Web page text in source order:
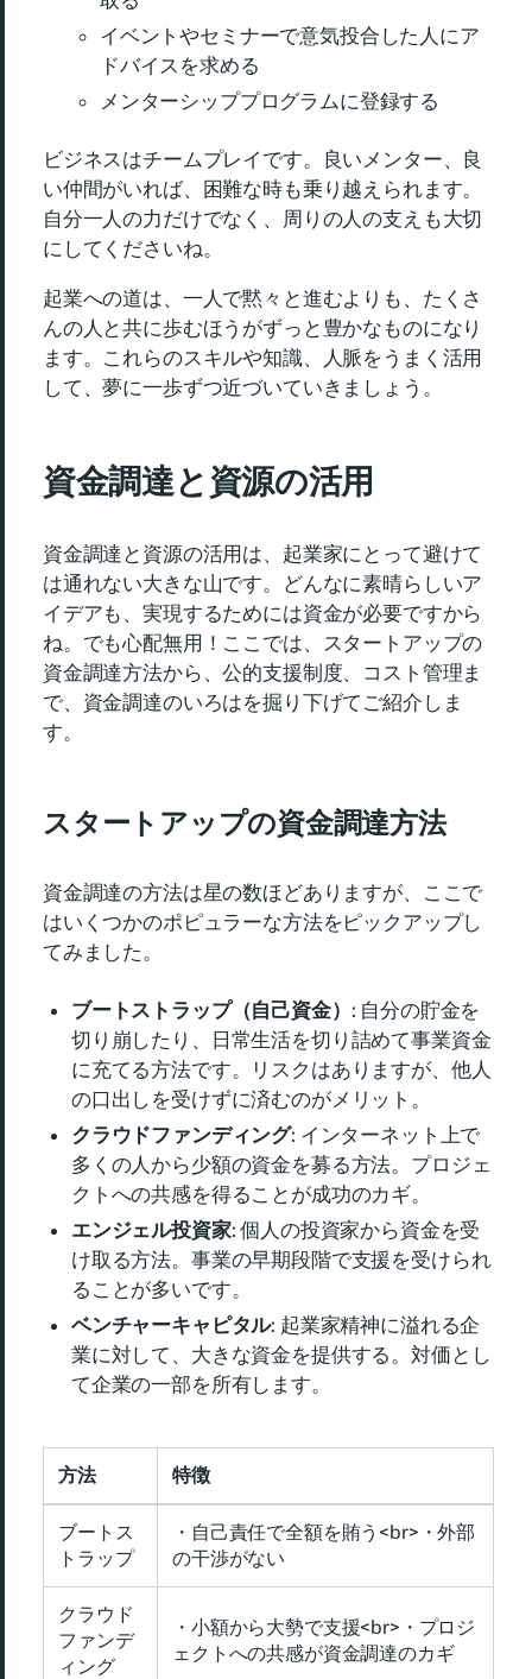
イベントやセミナーで意気投合した人にア
ドバイスを求める
メンターシッププログラムに登録する
ビジネスはチームプレイです。良いメンター、良
い仲間がいれば、困難な時も乗り越えられます。
自分一人の力だけでなく、周りの人の支えも大切
にしてくださいね。
起業への道は、一人で黙々と進むよりも、たくさ
んの人と共に歩むほうがずっと豊かなものになり
ます。これらのスキルや知識、人脈をうまく活用
して、夢に一歩ずつ近づいていきましょう。
資金調達と資源の活用
資金調達と資源の活用は、起業家にとって避けて
は通れない大きな山です。どんなに素晴らしいア
イデアも、実現するためには資金が必要ですから
ね。でも心配無用！ここでは、スタートアップの
資金調達方法から、公的支援制度、コスト管理ま
で、資金調達のいろはを掘り下げてご紹介しま
す。
スタートアップの資金調達方法
資金調達の方法は星の数ほどありますが、ここで
はいくつかのポピュラーな方法をピックアップし
てみました。
ブートストラップ（自己資金） : 自分の貯金を
切り崩したり、日常生活を切り詰めて事業資金
に充てる方法です。リスクはありますが、他人
の口出しを受けずに済むのがメリット。
クラウドファンディング: インターネット上で
多くの人から少額の資金を募る方法。プロジェ
クトへの共感を得ることが成功のカギ。
エンジェル投資家: 個人の投資家から資金を受
け取る方法。事業の早期段階で支援を受けられ
ることが多いです。
ベンチャーキャピタル: 起業家精神に溢れる企
業に対して、大きな資金を提供する。対価とし
て企業の一部を所有します。
方法 特徴
ブートス
トラップ
・自己責任で全額を賄う<br>・外部
の干渉がない
クラウド
ファンデ
ィング
・小額から大勢で支援<br>・プロジ
ェクトへの共感が資金調達のカギ